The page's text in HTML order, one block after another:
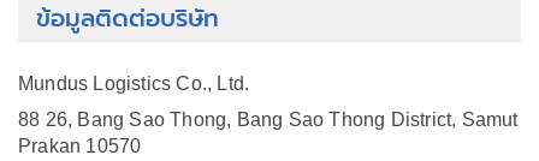
ข้อมูลติดต่อบริษัท
Mundus Logistics Co., Ltd.
88 26, Bang Sao Thong, Bang Sao Thong District, Samut
Prakan 10570